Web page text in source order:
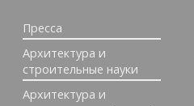
Пресса
Архитектура и
строительные науки
Архитектура и